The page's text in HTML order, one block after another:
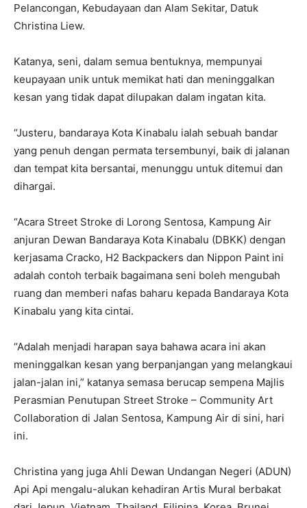
Pelancongan, Kebudayaan dan Alam Sekitar, Datuk
Christina Liew.
Katanya, seni, dalam semua bentuknya, mempunyai
keupayaan unik untuk memikat hati dan meninggalkan
kesan yang tidak dapat dilupakan dalam ingatan kita.
“Justeru, bandaraya Kota Kinabalu ialah sebuah bandar
yang penuh dengan permata tersembunyi, baik di jalanan
dan tempat kita bersantai, menunggu untuk ditemui dan
dihargai.
“Acara Street Stroke di Lorong Sentosa, Kampung Air
anjuran Dewan Bandaraya Kota Kinabalu (DBKK) dengan
kerjasama Cracko, H2 Backpackers dan Nippon Paint ini
adalah contoh terbaik bagaimana seni boleh mengubah
ruang dan memberi nafas baharu kepada Bandaraya Kota
Kinabalu yang kita cintai.
“Adalah menjadi harapan saya bahawa acara ini akan
meninggalkan kesan yang berpanjangan yang melangkaui
jalan-jalan ini,” katanya semasa berucap sempena Majlis
Perasmian Penutupan Street Stroke – Community Art
Collaboration di Jalan Sentosa, Kampung Air di sini, hari
ini.
Christina yang juga Ahli Dewan Undangan Negeri (ADUN)
Api Api mengalu-alukan kehadiran Artis Mural berbakat